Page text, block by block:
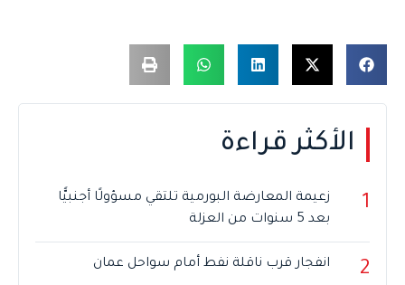
الأكثر قراءة
1
زعيمة المعارضة البورمية تلتقي مسؤولًا أجنبيًّا
بعد 5 سنوات من العزلة
2 انفجار قرب ناقلة نفط أمام سواحل عمان